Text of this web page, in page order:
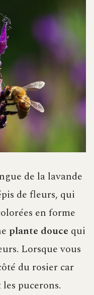
de la lavande
de fleurs, qui
en forme
plante douce qui
Lorsque vous
du rosier car
pucerons.